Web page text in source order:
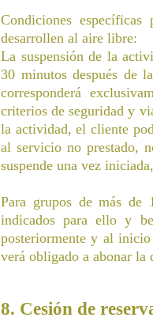
Condiciones
desarrollen al aire libre:
La suspensión de la
30 minutos después de
corresponderá
criterios de seguridad y
la actividad, el cliente
al servicio no prestado,
suspende una vez
Para grupos de más de
indicados para ello y
posteriormente y al
verá obligado a abonar
8. Cesión de